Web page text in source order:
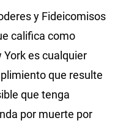
y Fideicomisos
califica como
es cualquier
que resulte
que tenga
por muerte por